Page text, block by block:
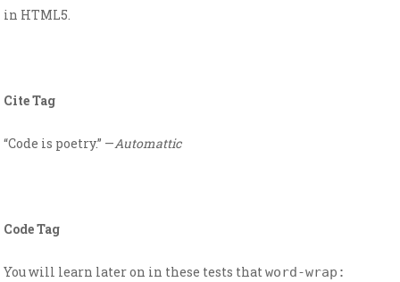
in HTML5.
Cite Tag
“Code is poetry.” —Automattic
Code Tag
You will learn later on in these tests thatword-wrap: